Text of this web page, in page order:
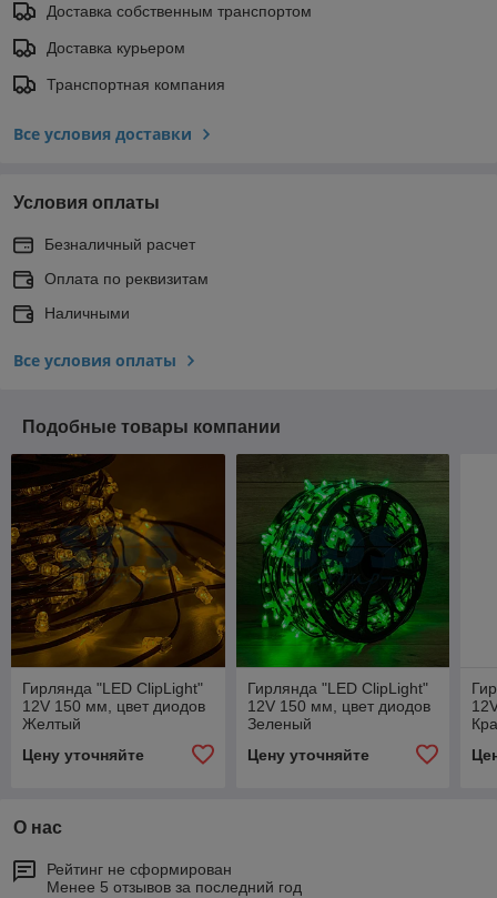
Доставка собственным транспортом
Доставка курьером
Транспортная компания
Все условия доставки
Условия оплаты
Безналичный расчет
Оплата по реквизитам
Наличными
Все условия оплаты
Подобные товары компании
Гирлянда "LED ClipLight"
12V 150 мм, цвет диодов
Желтый
Цену уточняйте
Гирлянда "LED ClipLight"
12V 150 мм, цвет диодов
Зеленый
Цену уточняйте
О нас
Рейтинг не сформирован
Менее 5 отзывов за последний год